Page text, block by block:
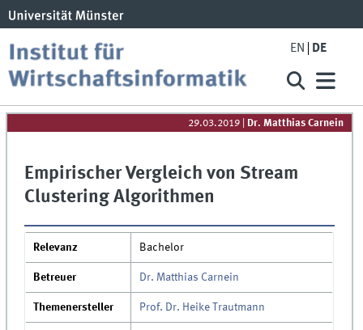
EN DE
29.03.2019 Dr. Matthias Carnein
Empirischer Vergleich von Stream
Clustering Algorithmen
Relevanz Bachelor
Betreuer Dr. Matthias Carnein
Themenersteller Prof. Dr. Heike Trautmann